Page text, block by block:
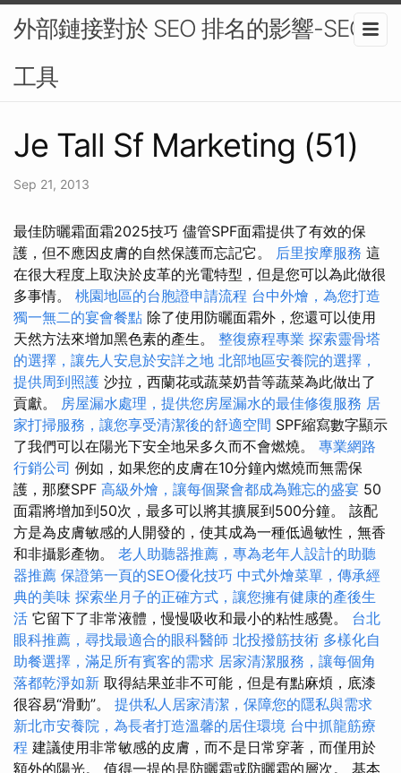
外部鏈接對於 SEO 排名的影響-SEO
工具
Je Tall Sf Marketing (51)
Sep 21, 2013
最佳防曬霜面霜2025技巧 儘管SPF面霜提供了有效的保
護，但不應因皮膚的自然保護而忘記它。 后里按摩服務 這
在很大程度上取決於皮革的光電特型，但是您可以為此做很
多事情。 桃園地區的台胞證申請流程 台中外燴，為您打造
獨一無二的宴會餐點 除了使用防曬面霜外，您還可以使用
天然方法來增加黑色素的產生。 整復療程專業 探索靈骨塔
的選擇，讓先人安息於安詳之地 北部地區安養院的選擇，
提供周到照護 沙拉，西蘭花或蔬菜奶昔等蔬菜為此做出了
貢獻。 房屋漏水處理，提供您房屋漏水的最佳修復服務 居
家打掃服務，讓您享受清潔後的舒適空間 SPF縮寫數字顯示
了我們可以在陽光下安全地呆多久而不會燃燒。 專業網路
行銷公司 例如，如果您的皮膚在10分鐘內燃燒而無需保
護，那麼SPF 高級外燴，讓每個聚會都成為難忘的盛宴 50
面霜將增加到50次，最多可以將其擴展到500分鐘。 該配
方是為皮膚敏感的人開發的，使其成為一種低過敏性，無香
和非攝影產物。 老人助聽器推薦，專為老年人設計的助聽
器推薦 保證第一頁的SEO優化技巧 中式外燴菜單，傳承經
典的美味 探索坐月子的正確方式，讓您擁有健康的產後生
活 它留下了非常液體，慢慢吸收和最小的粘性感覺。 台北
眼科推薦，尋找最適合的眼科醫師 北投撥筋技術 多樣化自
助餐選擇，滿足所有賓客的需求 居家清潔服務，讓每個角
落都乾淨如新 取得結果並非不可能，但是有點麻煩，底漆
很容易“滑動”。 提供私人居家清潔，保障您的隱私與需求
新北市安養院，為長者打造溫馨的居住環境 台中抓龍筋療
程 建議使用非常敏感的皮膚，而不是日常穿著，而僅用於
額外的陽光。 值得一提的是防曬霜或防曬霜的層次。 基本